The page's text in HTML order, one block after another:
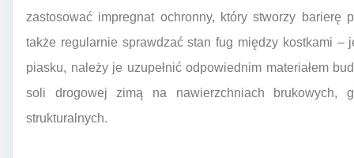
zastosować impregnat ochronny, który stworzy
także regularnie sprawdzać stan fug między kostkami
piasku, należy je uzupełnić odpowiednim materiałem
soli drogowej zimą na nawierzchniach brukowych,
strukturalnych.